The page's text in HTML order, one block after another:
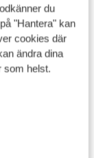
du
"Hantera" kan
cookies där
ändra dina
som helst.